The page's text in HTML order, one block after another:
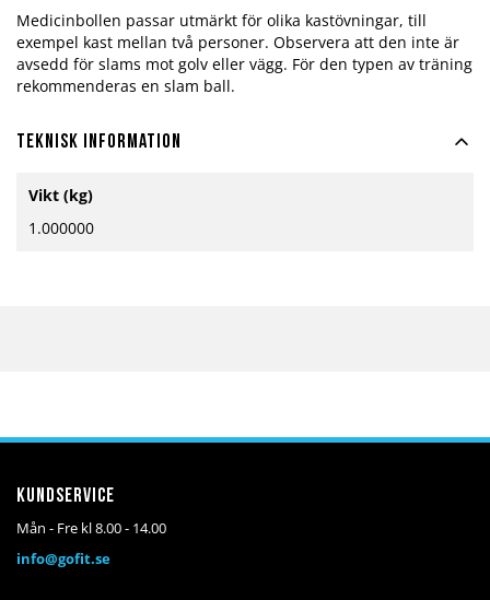
Medicinbollen passar utmärkt för olika kastövningar, till
exempel kast mellan två personer. Observera att den inte är
avsedd för slams mot golv eller vägg. För den typen av träning
rekommenderas en slam ball.
Teknisk information
information
Vikt (kg)
1.000000
Kundservice
Mån - Fre kl 8.00 - 14.00
info@gofit.se